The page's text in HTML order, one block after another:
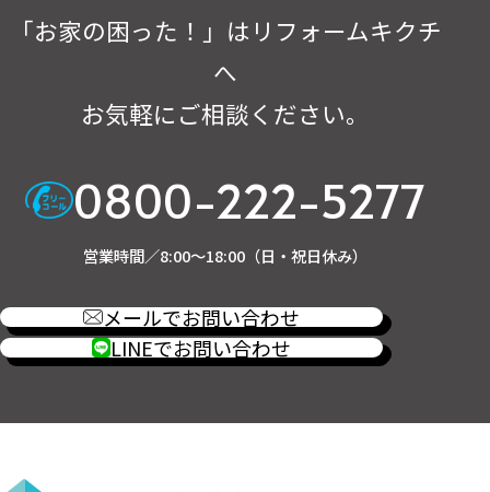
「お家の困った！」はリフォームキクチ
へ
お気軽にご相談ください。
0800-222-5277
営業時間／8:00～18:00（日・祝日休み）
メールでお問い合わせ
LINEでお問い合わせ